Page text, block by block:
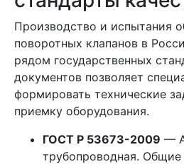
Производство и испытания
поворотных клапанов в
рядом государственных
документов позволяет
формировать технические
приемку оборудования.
ГОСТ Р 53673-2009 —
трубопроводная. Общие